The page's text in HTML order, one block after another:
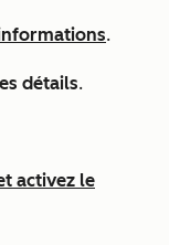
.
détails.
activez le